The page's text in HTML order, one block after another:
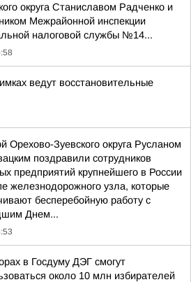
округа Станиславом Радченко и
Межрайонной инспекции
налоговой службы №14...
ведут восстановительные
Орехово-Зуевского округа Русланом
поздравили сотрудников
предприятий крупнейшего в России
железнодорожного узла, которые
бесперебойную работу с
Днем...
в Госдуму ДЭГ смогут
около 10 млн избирателей